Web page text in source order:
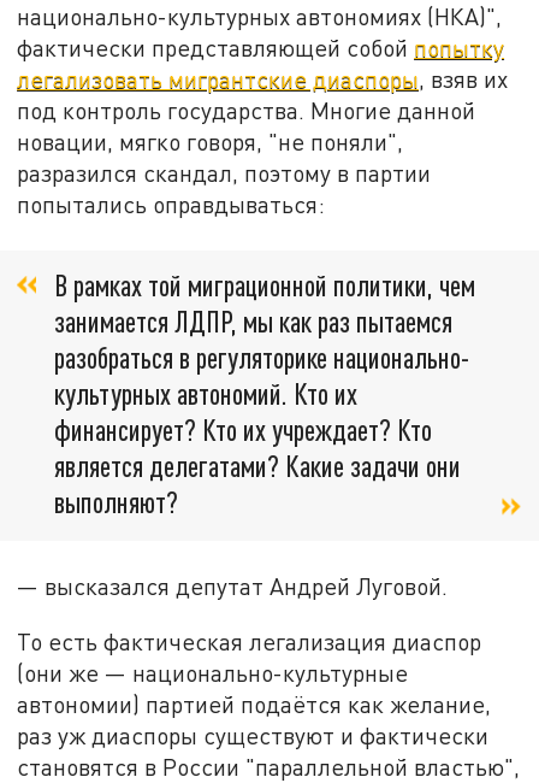
национально-культурных автономиях (НКА)",
фактически представляющей собой попытку
легализовать мигрантские диаспоры, взяв их
под контроль государства. Многие данной
новации, мягко говоря, "не поняли",
разразился скандал, поэтому в партии
попытались оправдываться:
В рамках той миграционной политики, чем
занимается ЛДПР, мы как раз пытаемся
разобраться в регуляторике национально-
культурных автономий. Кто их
финансирует? Кто их учреждает? Кто
является делегатами? Какие задачи они
выполняют?
— высказался депутат Андрей Луговой.
То есть фактическая легализация диаспор
(они же — национально-культурные
автономии) партией подаётся как желание,
раз уж диаспоры существуют и фактически
становятся в России "параллельной властью",